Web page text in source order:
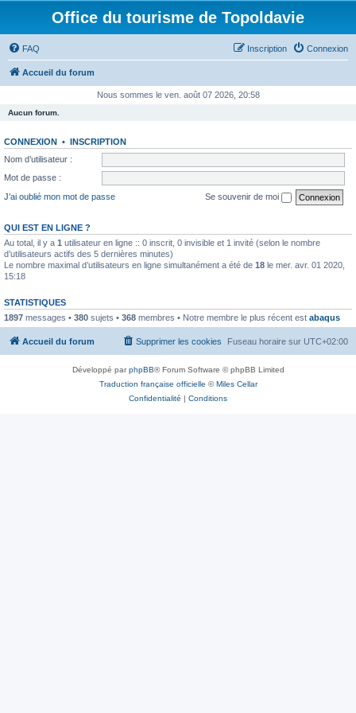
Office du tourisme de Topoldavie
FAQ Connexion
Inscription
Accueil du forum
Nous sommes le ven. août 07 2026, 20:58
Aucun forum.
CONNEXION • INSCRIPTION
Nom d’utilisateur :
Mot de passe :
J’ai oublié mon mot de passe
Se souvenir de moi
QUI EST EN LIGNE ?
Au total, il y a 1 utilisateur en ligne :: 0 inscrit, 0 invisible et 1 invité (selon le nombre
d’utilisateurs actifs des 5 dernières minutes)
Le nombre maximal d’utilisateurs en ligne simultanément a été de 18 le mer. avr. 01 2020,
15:18
STATISTIQUES
1897 messages • 380 sujets • 368 membres • Notre membre le plus récent est abaqus
Accueil du forum Fuseau horaire sur UTC+02:00
Supprimer les cookies
Développé parphpBB® Forum Software © phpBB Limited
Traduction française officielle ©Miles Cellar
Confidentialité | Conditions